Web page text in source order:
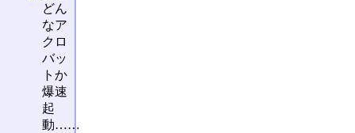
どん
なア
クロ
バッ
トか
爆速
起
動……